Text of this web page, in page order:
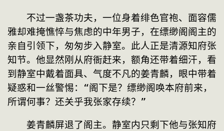
不过一盏茶功夫，一位身着绯色官袍、面容儒
雅却难掩憔悴与焦虑的中年男子，在缥缈阁阁主的
亲自引领下，匆匆步入静室。此人正是清源知府张
知节。他显然刚从府衙赶来，额角还带着细汗，看
到静室中戴着面具、气度不凡的姜青麟，眼中带着
疑惑和一丝警惕：“阁下是？缥缈阁唤本府前来，
所谓何事？还关乎我张家存续？”
姜青麟屏退了阁主。静室内只剩下他与张知府